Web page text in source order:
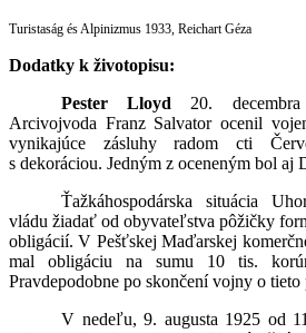
Turistaság és Alpinizmus 1933, Reichart Géza
Dodatky k životopisu:
Pester Lloyd 20.
Arcivojvoda Franz Salvator ocenil
vynikajúce zásluhy radom cti
s dekoráciou. Jedným z oceneným bol aj
Ťažkáhospodárska situácia
vládu žiadať od obyvateľstva pôžičky
obligácií. V Pešťskej Maďarskej
mal obligáciu na sumu 10 tis.
Pravdepodobne po skončení vojny o tieto
V nedeľu, 9. augusta 1925 od